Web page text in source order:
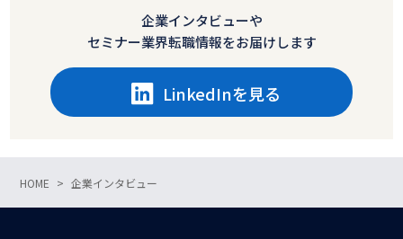
企業インタビューや
セミナー業界転職情報をお届けします
LinkedInを見る
HOME 企業インタビュー